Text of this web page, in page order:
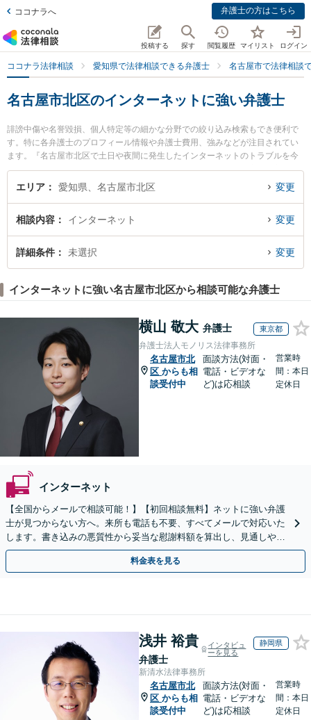
ココナラへ 弁護士の方はこちら
投稿する 探す 閲覧履歴 マイリスト ログイン
ココナラ法律相談 愛知県で法律相談できる弁護士 名古屋市で法律相談
名古屋市北区のインターネットに強い弁護士
誹謗中傷や名誉毀損、個人特定等の細かな分野での絞り込み検索もでき便利で
す。特に各弁護士のプロフィール情報や弁護士費用、強みなどが注目されてい
ます。『名古屋市北区で土日や夜間に発生したインターネットのトラブルを今
すぐに弁護士に相談したい』『インターネットのトラブル解決の実績豊富な近
くの弁護士を検索したい』『初回相談無料でインターネットを法律相談できる
エリア 愛知県、名古屋市北区 変更
相談内容 インターネット 変更
詳細条件 未選択 変更
インターネットに強い名古屋市北区から相談可能な弁護士
横山 敬大 弁護士 東京都
弁護士法人モノリス法律事務所
名古屋市北
区 からも相
談受付中
面談方法(対面・
電話・ビデオな
ど)は応相談
営業時
間：本日
定休日
インターネット
【全国からメールで相談可能！】【初回相談無料】ネットに強い弁護
士が見つからない方へ。来所も電話も不要、すべてメールで対応いた
します。書き込みの悪質性から妥当な慰謝料額を算出し、見通しや費
用面のリスクも包み隠さずお伝えしサポートします。
料金表を見る
浅井 裕貴
弁護士
インタビュ
ーを見る
静岡県
新清水法律事務所
名古屋市北
区 からも相
談受付中
面談方法(対面・
電話・ビデオな
ど)は応相談
営業時
間：本日
定休日